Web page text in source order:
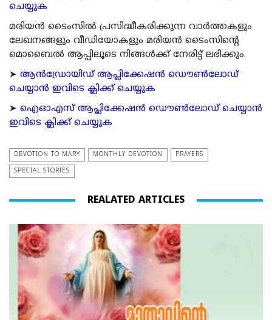
ചെയ്യുക
മരിയന്‍ ടൈംസില്‍ പ്രസിദ്ധീകരിക്കുന്ന വാര്‍ത്തകളും
ലേഖനങ്ങളും വീഡിയോകളും മരിയന്‍ ടൈംസിന്റെ
മൊബൈല്‍ ആപ്പിലൂടെ നിങ്ങള്‍ക്ക് നേരിട്ട് ലഭിക്കും.
➤ ആന്‍ഡ്രോയിഡ് ആപ്ലിക്കേഷന്‍ ഡൌണ്‍ലോഡ്
ചെയ്യാന്‍ ഇവിടെ ക്ലിക്ക് ചെയ്യുക
➤ ഐഓഎസ് ആപ്ലിക്കേഷന്‍ ഡൌണ്‍ലോഡ് ചെയ്യാന്‍
ഇവിടെ ക്ലിക്ക് ചെയ്യുക
DEVOTION TO MARY MONTHLY DEVOTION PRAYERS
SPECIAL STORIES
REALATED ARTICLES